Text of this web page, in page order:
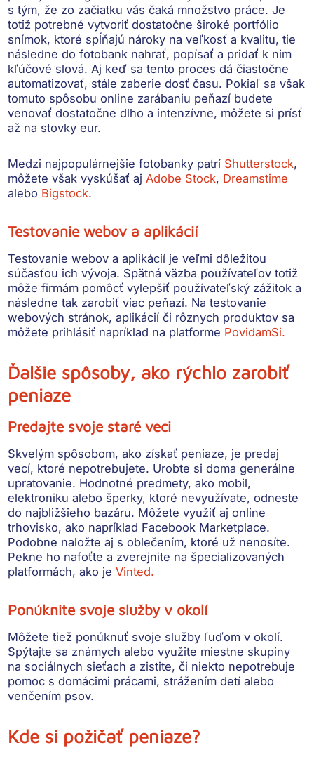
s tým, že zo začiatku vás čaká množstvo práce. Je
totiž potrebné vytvoriť dostatočne široké portfólio
snímok, ktoré spĺňajú nároky na veľkosť a kvalitu, tie
následne do fotobank nahrať, popísať a pridať k nim
kľúčové slová. Aj keď sa tento proces dá čiastočne
automatizovať, stále zaberie dosť času. Pokiaľ sa však
tomuto spôsobu online zarábaniu peňazí budete
venovať dostatočne dlho a intenzívne, môžete si prísť
až na stovky eur.
Medzi najpopulárnejšie fotobanky patrí Shutterstock,
môžete však vyskúšať aj Adobe Stock, Dreamstime
alebo Bigstock.
Testovanie webov a aplikácií
Testovanie webov a aplikácií je veľmi dôležitou
súčasťou ich vývoja. Spätná väzba používateľov totiž
môže firmám pomôcť vylepšiť používateľský zážitok a
následne tak zarobiť viac peňazí. Na testovanie
webových stránok, aplikácií či rôznych produktov sa
môžete prihlásiť napríklad na platforme PovidamSi.
Ďalšie spôsoby, ako rýchlo zarobiť
peniaze
Predajte svoje staré veci
Skvelým spôsobom, ako získať peniaze, je predaj
vecí, ktoré nepotrebujete. Urobte si doma generálne
upratovanie. Hodnotné predmety, ako mobil,
elektroniku alebo šperky, ktoré nevyužívate, odneste
do najbližšieho bazáru. Môžete využiť aj online
trhovisko, ako napríklad Facebook Marketplace.
Podobne naložte aj s oblečením, ktoré už nenosíte.
Pekne ho nafoťte a zverejnite na špecializovaných
platformách, ako jeVinted.
Ponúknite svoje služby v okolí
Môžete tiež ponúknuť svoje služby ľuďom v okolí.
Spýtajte sa známych alebo využite miestne skupiny
na sociálnych sieťach a zistite, či niekto nepotrebuje
pomoc s domácimi prácami, strážením detí alebo
venčením psov.
Kde si požičať peniaze?